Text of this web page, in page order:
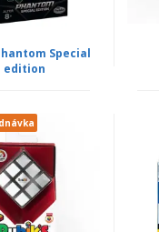
Special
edition